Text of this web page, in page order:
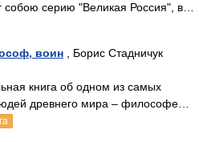
собою серию "Великая Россия", в…
воин , Борис Стадничук
книга об одном из самых
древнего мира – философе…